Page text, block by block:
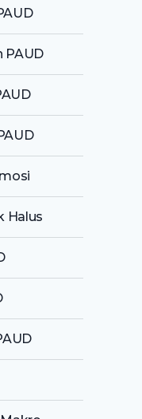
PAUD
Halus